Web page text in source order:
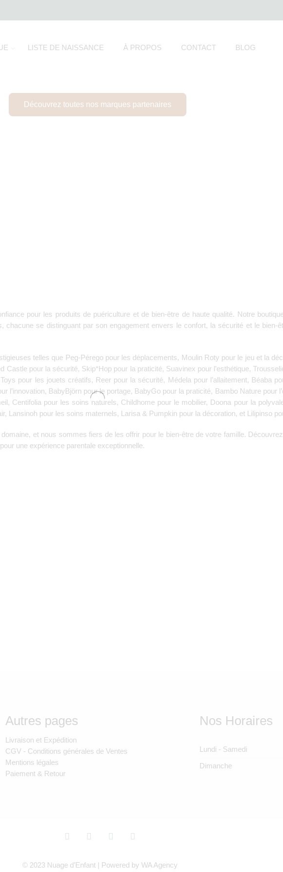
LISTE DE NAISSANCE À PROPOS CONTACT BLOG
Découvrez toutes nos marques partenaires
pour les produits de puériculture et de bien-être de haute qualité. Notre
chacune se distinguant par son engagement envers le confort, la sécurité et le bien-
telles que Peg-Péregopour les déplacements, Moulin Roty pour le jeu et la
Castlepour la sécurité, Skip*Hop pour la praticité, Suavinex pour l’esthétique,
pour les jouets créatifs, Reer pour la sécurité, Médela pour l’allaitement, Béaba
l’innovation, BabyBjörn pour le portage, BabyGo pour la praticité, Bambo Naturepour
Centifolia pour les soins naturels, Childhome pour le mobilier, Doona pour la
Lansinoh pour les soins maternels, Larisa & Pumpkin pour la décoration, et Lilipinso
et nous sommes fiers de les offrir pour le bien-être de votre famille.
une expérience parentale exceptionnelle.
Autres pages
Livraison et Expédition
CGV - Conditions générales de Ventes
Mentions légales
Paiement & Retour
Nos Horaires
Lundi - Samedi
Dimanche
© 2023 Nuage d’Enfant | Powered by WA Agency